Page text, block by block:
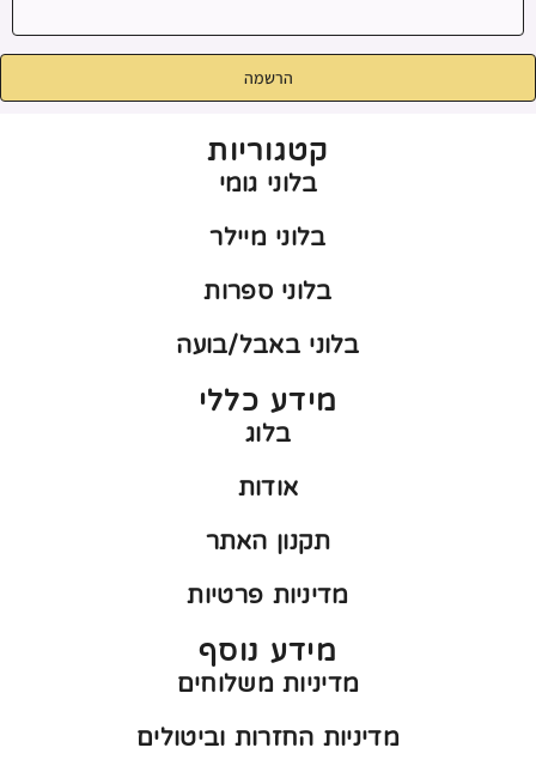
הרשמה
קטגוריות
בלוני גומי
בלוני מיילר
בלוני ספרות
בלוני באבל/בועה
מידע כללי
בלוג
אודות
תקנון האתר
מדיניות פרטיות
מידע נוסף
מדיניות משלוחים
מדיניות החזרות וביטולים